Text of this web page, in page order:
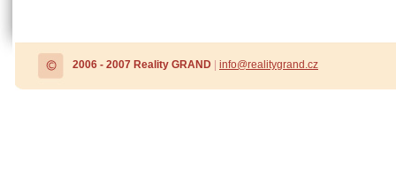
2006 - 2007 Reality GRAND info@realitygrand.cz